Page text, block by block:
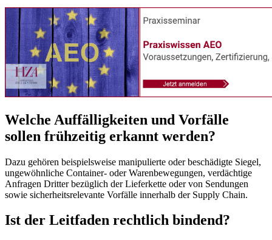
Welche Auffälligkeiten und Vorfälle
sollen frühzeitig erkannt werden?
Dazu gehören beispielsweise manipulierte oder beschädigte Siegel,
ungewöhnliche Container- oder Warenbewegungen, verdächtige
Anfragen Dritter bezüglich der Lieferkette oder von Sendungen
sowie sicherheitsrelevante Vorfälle innerhalb der Supply Chain.
Ist der Leitfaden rechtlich bindend?